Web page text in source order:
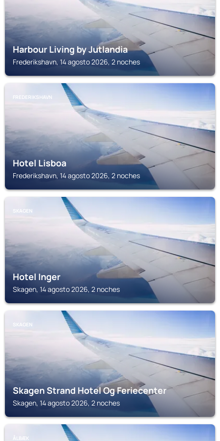
Harbour Living by Jutlandia
Frederikshavn, 14 agosto 2026, 2 noches
FREDERIKSHAVN
Hotel Lisboa
Frederikshavn, 14 agosto 2026, 2 noches
SKAGEN
Hotel Inger
Skagen, 14 agosto 2026, 2 noches
SKAGEN
Skagen Strand Hotel Og Feriecenter
Skagen, 14 agosto 2026, 2 noches
ÅLBÆK